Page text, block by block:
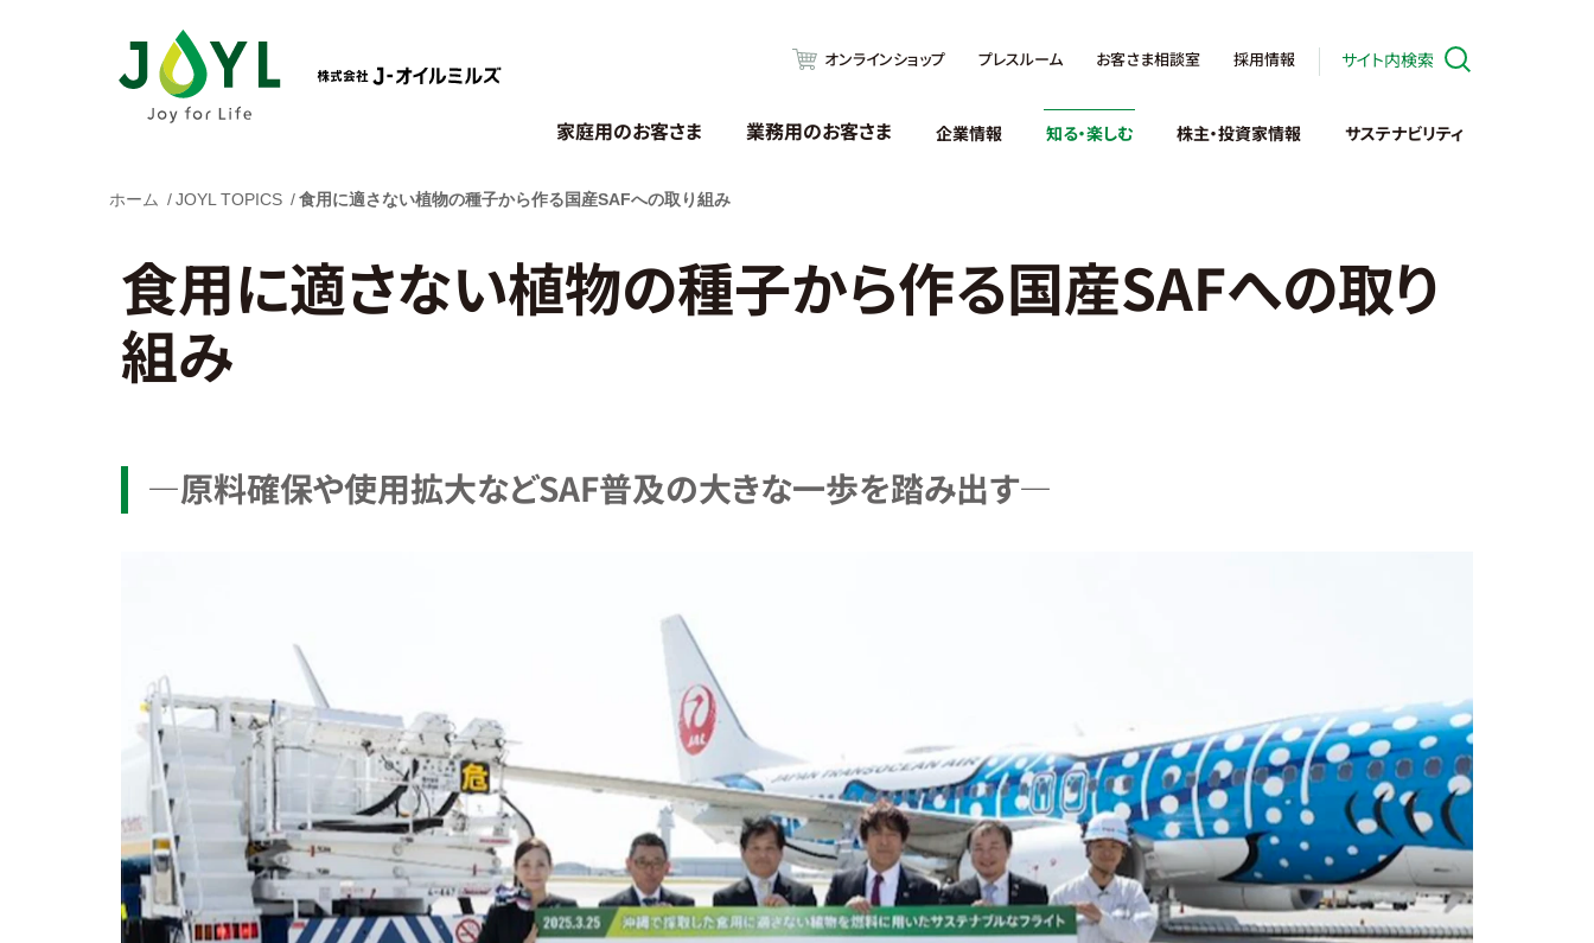
オンラインショップ プレスルーム お客さま相談室 採用情報 サイト内検索
家庭用のお客さま 業務用のお客さま 企業情報 知る・楽しむ 株主・投資家情報 サステナビリティ
ホーム JOYL TOPICS 食用に適さない植物の種子から作る国産SAFへの取り組み
食用に適さない植物の種子から作る国産SAFへの取り
組み
―原料確保や使用拡大などSAF普及の大きな一歩を踏み出す―